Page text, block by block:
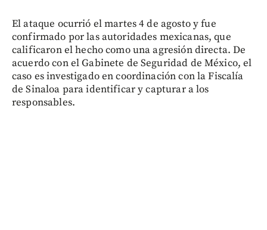
El ataque ocurrió el martes 4 de agosto y fue
confirmado por las autoridades mexicanas, que
calificaron el hecho como una agresión directa. De
acuerdo con el Gabinete de Seguridad de México, el
caso es investigado en coordinación con la Fiscalía
de Sinaloa para identificar y capturar a los
responsables.